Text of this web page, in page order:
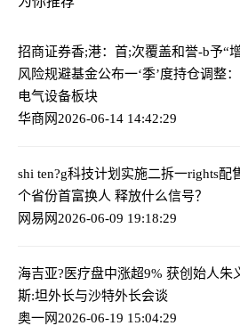
招商证券香;港：首;次覆盖和誉-b予“
风险规避基金公布一‘季’度持仓调整
电气设备板块
华商网2026-06-14 14:42:29
shi ten?g科技计划实施二拆一rights配
个省份首富换人 释放什么信号？
网易网2026-06-09 19:18:29
海吉亚?医疗盘中涨超9% 获创始人朱
斯:坦外长与沙特外长会谈
奥一网2026-06-19 15:04:29